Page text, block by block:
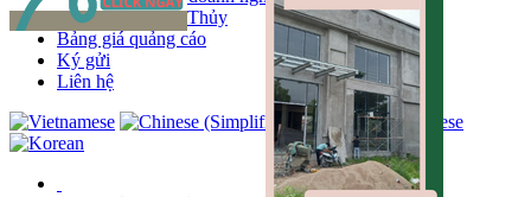
Tin Phong Thủy
Bảng giá quảng cáo
Ký gửi
Liên hệ